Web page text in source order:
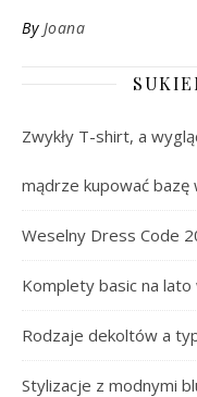
By Joana
Zwykły T-shirt, a
mądrze kupować bazę
Weselny Dress Code
Komplety basic na
Rodzaje dekoltów a
Stylizacje z modnymi